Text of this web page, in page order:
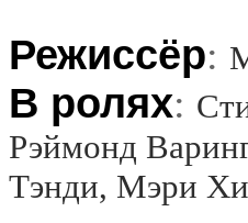
Режиссёр:
В ролях:
Рэймонд
Тэнди, Мэри